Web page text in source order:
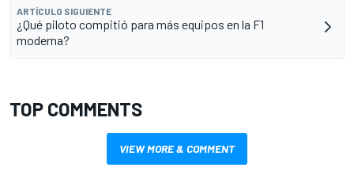
ARTÍCULO SIGUIENTE
¿Qué piloto compitió para más equipos en la F1
moderna?
TOP COMMENTS
VIEW MORE & COMMENT